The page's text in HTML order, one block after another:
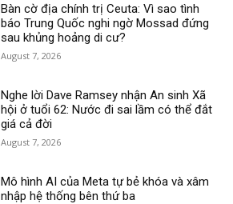
Bàn cờ địa chính trị Ceuta: Vì sao tình
báo Trung Quốc nghi ngờ Mossad đứng
sau khủng hoảng di cư?
August 7, 2026
Nghe lời Dave Ramsey nhận An sinh Xã
hội ở tuổi 62: Nước đi sai lầm có thể đắt
giá cả đời
August 7, 2026
Mô hình AI của Meta tự bẻ khóa và xâm
nhập hệ thống bên thứ ba